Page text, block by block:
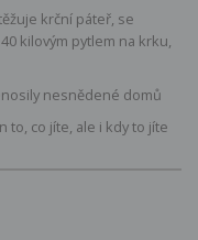
krční páteř, se
kilovým pytlem na krku,
nesnědené domů
to, co jíte, ale i kdy to jíte